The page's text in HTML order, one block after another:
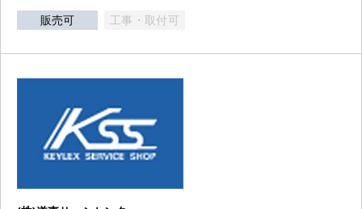
販売可 工事・取付可